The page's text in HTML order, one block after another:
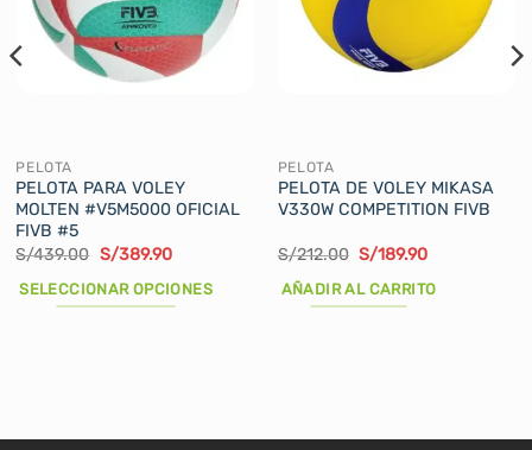
PELOTA
PELOTA PARA VOLEY
MOLTEN #V5M5000 OFICIAL
FIVB #5
S/439.00 El
original
era:
S/389.90El
actual
es:
SELECCIONAR OPCIONES
PELOTA
PELOTA DE VOLEY MIKASA
V330W COMPETITION FIVB
S/212.00 El
original
era:
S/189.90El
actual
AÑADIR AL CARRITO